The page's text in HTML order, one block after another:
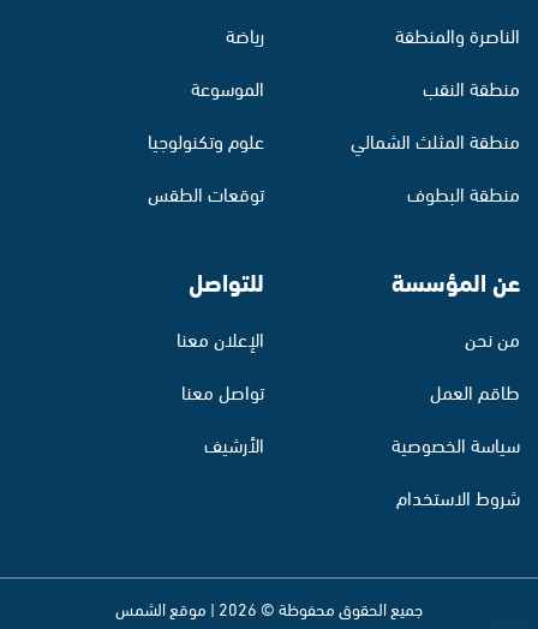
الناصرة والمنطقة
منطقة النقب
منطقة المثلث الشمالي
منطقة البطوف
رياضة
الموسوعة
علوم وتكنولوجيا
توقعات الطقس
عن المؤسسة
من نحن
طاقم العمل
سياسة الخصوصية
شروط الاستخدام
للتواصل
الإعلان معنا
تواصل معنا
الأرشيف
جميع الحقوق محفوظة © 2026 | موقع الشمس